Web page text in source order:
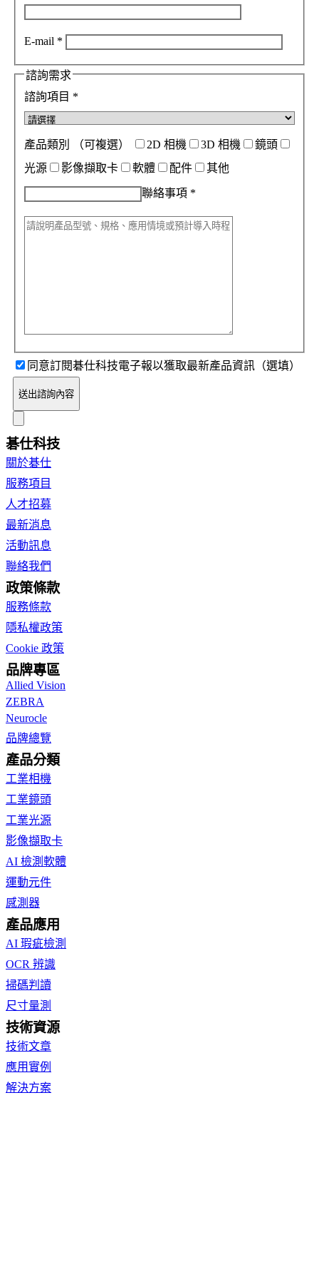
E-mail *
諮詢需求
諮詢項目 *
產品類別 （可複選） 2D 相機 3D 相機
鏡頭
光源
影像擷取卡 軟體 配件 其他
聯絡事項 *
同意訂閱碁仕科技電子報以獲取最新產品資訊（選填）
送出諮詢內容
碁仕科技
關於碁仕
服務項目
人才招募
最新消息
活動訊息
聯絡我們
政策條款
服務條款
隱私權政策
Cookie 政策
品牌專區
Allied Vision
ZEBRA
Neurocle
品牌總覽
產品分類
工業相機
工業鏡頭
工業光源
影像擷取卡
AI 檢測軟體
運動元件
感測器
產品應用
AI 瑕疵檢測
OCR 辨識
掃碼判讀
尺寸量測
技術資源
技術文章
應用實例
解決方案